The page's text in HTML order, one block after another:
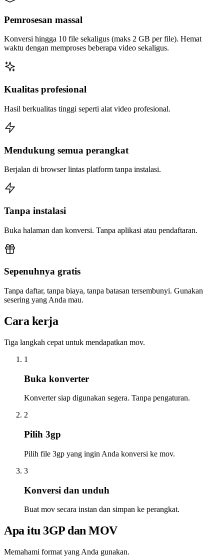
Pemrosesan massal
Konversi hingga 10 file sekaligus (maks 2 GB per file). Hemat
waktu dengan memproses beberapa video sekaligus.
Kualitas profesional
Hasil berkualitas tinggi seperti alat video profesional.
Mendukung semua perangkat
Berjalan di browser lintas platform tanpa instalasi.
Tanpa instalasi
Buka halaman dan konversi. Tanpa aplikasi atau pendaftaran.
Sepenuhnya gratis
Tanpa daftar, tanpa biaya, tanpa batasan tersembunyi. Gunakan
sesering yang Anda mau.
Cara kerja
Tiga langkah cepat untuk mendapatkan mov.
1
Buka konverter
Konverter siap digunakan segera. Tanpa pengaturan.
2
Pilih 3gp
Pilih file 3gp yang ingin Anda konversi ke mov.
3
Konversi dan unduh
Buat mov secara instan dan simpan ke perangkat.
Apa itu 3GP dan MOV
Memahami format yang Anda gunakan.